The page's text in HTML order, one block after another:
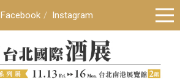
Facebook Instagram